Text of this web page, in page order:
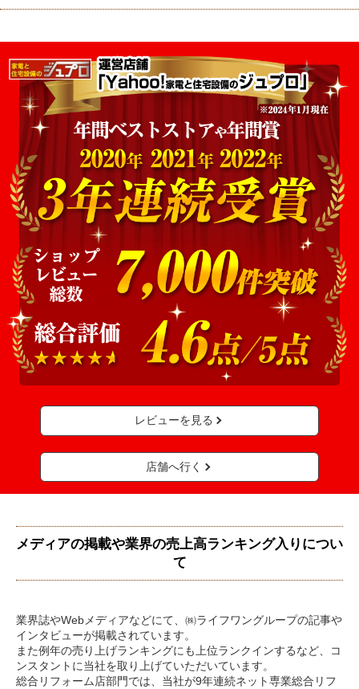
レビューを見る
店舗へ行く
メディアの掲載や業界の売上高ランキング入りについ
て
業界誌やWebメディアなどにて、㈱ライフワングループの記事や
インタビューが掲載されています。
また例年の売り上げランキングにも上位ランクインするなど、コ
ンスタントに当社を取り上げていただいています。
総合リフォーム店部門では、当社が9年連続ネット専業総合リフ